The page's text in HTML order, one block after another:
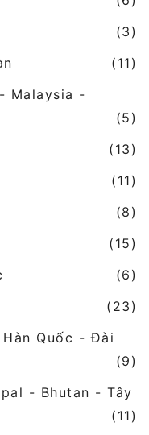
(3)
(11)
Malaysia -
(5)
(13)
(11)
(8)
(15)
(6)
(23)
Quốc - Đài
(9)
- Bhutan - Tây
(11)